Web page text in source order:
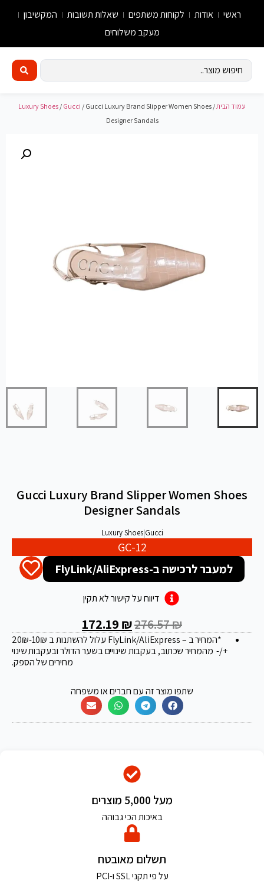
ראשי אודות לקוחות משתפים שאלות תשובות
המקשיבון
מעקב משלוחים
עמוד הבית/
Luxury Shoes / Gucci / Gucci Luxury Brand Slipper Women Shoes
Designer Sandals
Gucci Luxury Brand Slipper Women Shoes
Designer Sandals
Gucci
|
Luxury Shoes
GC-12
למעבר לרכישה ב-FlyLink/AliExpress
דיווח על קישור לא תקין
276.57₪
172.19 ₪
*המחיר ב – FlyLink/AliExpress עלול להשתנות ב 20 ₪-10₪
+/- מהמחיר שכתוב, בעקבות שינויים בשער הדולר ובעקבות שינוי
מחירים של הספק.
שתפו מוצר זה עם חברים או משפחה
מעל 5,000 מוצרים
באיכות הכי גבוהה
תשלום מאובטח
על פי תקני SSL ו-PCI